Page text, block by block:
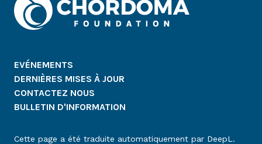
EVÉNEMENTS
DERNIÈRES MISES À JOUR
CONTACTEZ NOUS
BULLETIN D'INFORMATION
Cette page a été traduite automatiquement par DeepL.